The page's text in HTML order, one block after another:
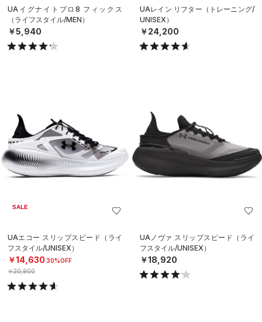
UAイグナイトプロ8 フィックス
（ライフスタイル/MEN）
￥5,940
UAレイン リフター（トレーニング/
UNISEX）
￥24,200
SALE
UAエコー スリップスピード（ライ
フスタイル/UNISEX）
￥14,630 30%OFF
￥20,900
UAノヴァ スリップスピード（ライ
フスタイル/UNISEX）
￥18,920